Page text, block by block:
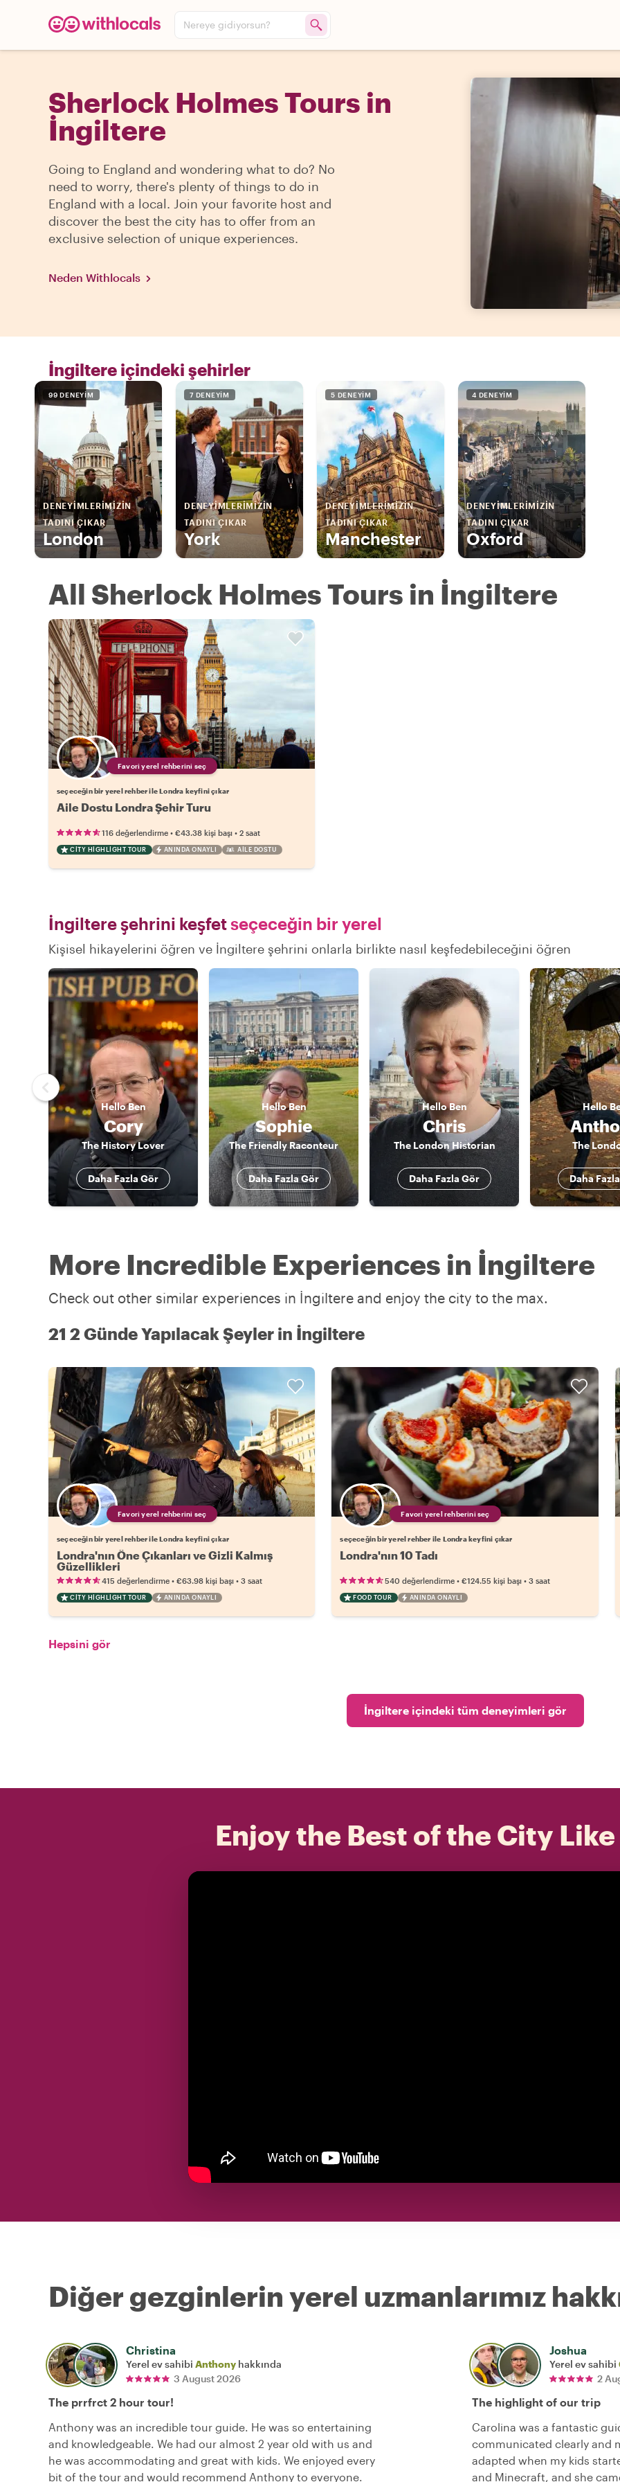
Nereye gidiyorsun?
Sherlock Holmes Tours in
İngiltere
Going to England and wondering what to do? No
need to worry, there's plenty of things to do in
England with a local. Join your favorite host and
discover the best the city has to offer from an
exclusive selection of unique experiences.
Neden Withlocals
İngiltere içindeki şehirler
99 DENEYIM
DENEYIMLERIMIZIN
TADINI ÇIKAR
London
7 DENEYIM
DENEYIMLERIMIZIN
TADINI ÇIKAR
York
5 DENEYIM
DENEYIMLERIMIZIN
TADINI ÇIKAR
Manchester
4 DENEYIM
DENEYIMLERIMIZIN
TADINI ÇIKAR
Oxford
All Sherlock Holmes Tours in İngiltere
Favori yerel rehberini seç
seçeceğin bir yerel rehber ile Londra keyfini çıkar
Aile Dostu Londra Şehir Turu
116 değerlendirme • €43.38 kişi başı • 2 saat
CITY HIGHLIGHT TOUR ANINDA ONAYLI AILE DOSTU
İngiltere şehrini keşfetseçeceğin bir yerel
Kişisel hikayelerini öğren ve İngiltere şehrini onlarla birlikte nasıl keşfedebileceğini öğren
HelloBen
Cory
The History Lover
Daha Fazla Gör
HelloBen
Sophie
The Friendly Raconteur
Daha Fazla Gör
HelloBen
Chris
The London Historian
Daha Fazla Gör
Hello
The
Daha
More Incredible Experiences in İngiltere
Check out other similar experiences in İngiltere and enjoy the city to the max.
21 2 Günde Yapılacak Şeyler in İngiltere
Favori yerel rehberini seç
seçeceğin bir yerel rehber ile Londra keyfini çıkar
Londra'nın Öne Çıkanları ve Gizli Kalmış
Güzellikleri
415 değerlendirme • €63.98 kişi başı • 3 saat
CITY HIGHLIGHT TOUR ANINDA ONAYLI
Favori yerel rehberini seç
seçeceğin bir yerel rehber ile Londra keyfini çıkar
Londra'nın 10 Tadı
540 değerlendirme •€124.55 kişi başı •3 saat
FOOD TOUR ANINDA ONAYLI
Hepsini gör
İngiltere içindeki tüm deneyimleri gör
Enjoy the Best of the City Like
Diğer gezginlerin yerel uzmanlarımız
Christina
Yerel ev sahibi Anthony hakkında
3 August 2026
The prrfrct 2 hour tour!
Anthony was an incredible tour guide. He was so entertaining
and knowledgeable. We had our almost 2 year old with us and
he was accommodating and great with kids. We enjoyed every
bit of the tour and would recommend Anthony to everyone.
Joshua
Yerel ev sahibi
2
The highlight of our trip
Carolina was a fantastic
communicated clearly and
adapted when my kids
and Minecraft, and she